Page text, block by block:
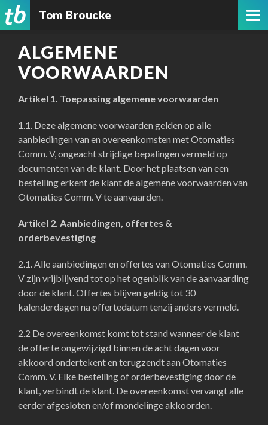
Tom Broucke
ALGEMENE
VOORWAARDEN
Artikel 1. Toepassing algemene voorwaarden
1.1. Deze algemene voorwaarden gelden op alle
aanbiedingen van en overeenkomsten met Otomaties
Comm. V, ongeacht strijdige bepalingen vermeld op
documenten van de klant. Door het plaatsen van een
bestelling erkent de klant de algemene voorwaarden van
Otomaties Comm. V te aanvaarden.
Artikel 2. Aanbiedingen, offertes &
orderbevestiging
2.1. Alle aanbiedingen en offertes van Otomaties Comm.
V zijn vrijblijvend tot op het ogenblik van de aanvaarding
door de klant. Offertes blijven geldig tot 30
kalenderdagen na offertedatum tenzij anders vermeld.
2.2 De overeenkomst komt tot stand wanneer de klant
de offerte ongewijzigd binnen de acht dagen voor
akkoord ondertekent en terugzendt aan Otomaties
Comm. V. Elke bestelling of orderbevestiging door de
klant, verbindt de klant. De overeenkomst vervangt alle
eerder afgesloten en/of mondelinge akkoorden.